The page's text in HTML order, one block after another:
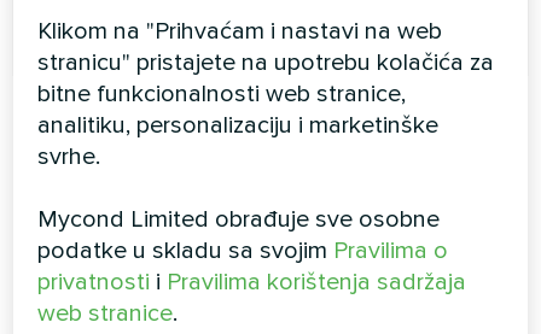
pumpa jamči neprekidan rad tijekom cijele godine,
kako za hladnoću do -20...55 C tako i za grijanje do
-26...55 C stupnjeva. Kombinira visoku učinkovitost
s točnim i cjelogodišnjim održavanjem klimatskih
performansi za bilo koji sustav.
Kapacitet grijanja:34 -150 kW
Blog
Klikom na "Prihvaćam i nastavi na web
stranicu" pristajete na upotrebu kolačića za
bitne funkcionalnosti web stranice,
analitiku, personalizaciju i marketinške
svrhe.
Mycond Limited obrađuje sve osobne
podatke u skladu sa svojim Pravilima o
privatnosti i Pravilima korištenja sadržaja
web stranice.